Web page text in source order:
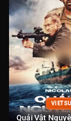
Quái Vật